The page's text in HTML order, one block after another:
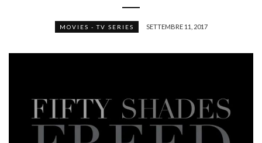
MOVIES - TV SERIES SETTEMBRE 11, 2017